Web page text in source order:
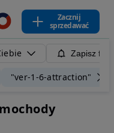
Zacznij
sprzedawać
Zapisz
"ver-1-6-attraction"